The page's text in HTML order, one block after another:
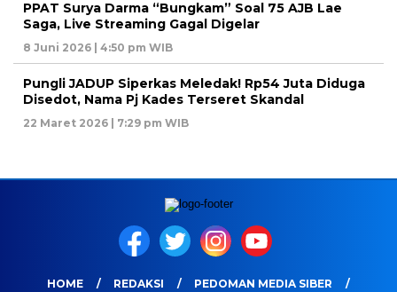
PPAT Surya Darma “Bungkam” Soal 75 AJB Lae
Saga, Live Streaming Gagal Digelar
8 Juni 2026 | 4:50 pm WIB
Pungli JADUP Siperkas Meledak! Rp54 Juta Diduga
Disedot, Nama Pj Kades Terseret Skandal
22 Maret 2026 | 7:29 pm WIB
HOME REDAKSI
PEDOMAN MEDIA SIBER